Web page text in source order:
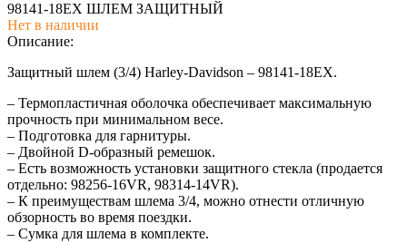
98141-18EX ШЛЕМ ЗАЩИТНЫЙ
Нет в наличии
Описание:
Защитный шлем (3/4) Harley-Davidson – 98141-18EX.
– Термопластичная оболочка обеспечивает максимальную
прочность при минимальном весе.
– Подготовка для гарнитуры.
– Двойной D-образный ремешок.
– Есть возможность установки защитного стекла (продается
отдельно: 98256-16VR, 98314-14VR).
– К преимуществам шлема 3/4, можно отнести отличную
обзорность во время поездки.
– Сумка для шлема в комплекте.